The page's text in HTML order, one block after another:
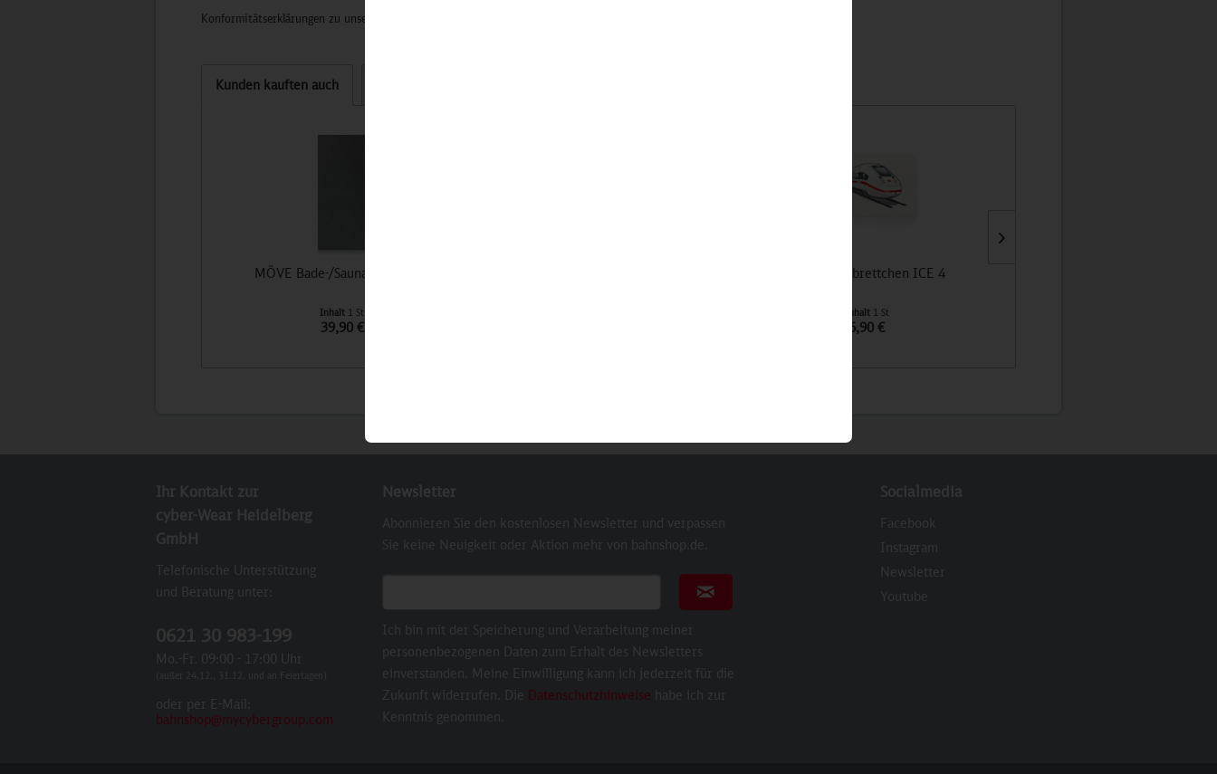
Konformitätserklärungen zu unseren Produkten finden Sie
Kunden kauften auch
MÖVE Bade-/Saunatuch ICE 4
Inhalt 1 St
39,90 €
Frühstücksbrettchen ICE 4
Inhalt 1 St
6,90 €
Ihr Kontakt zur
cyber-Wear Heidelberg
GmbH
Telefonische Unterstützung
und Beratung unter:
0621 30 983-199
Mo.-Fr. 09:00 - 17:00 Uhr
(außer 24.12., 31.12. und an Feiertagen)
oder per E-Mail:
bahnshop@mycybergroup.com
Newsletter
Abonnieren Sie den kostenlosen Newsletter und verpassen
Sie keine Neuigkeit oder Aktion mehr von bahnshop.de.
Newsletter abonnieren
Ich bin mit der Speicherung und Verarbeitung meiner
personenbezogenen Daten zum Erhalt des Newsletters
einverstanden. Meine Einwilligung kann ich jederzeit für die
Zukunft widerrufen. Die Datenschutzhinweise habe ich zur
Kenntnis genommen.
Socialmedia
Facebook
Instagram
Newsletter
Youtube